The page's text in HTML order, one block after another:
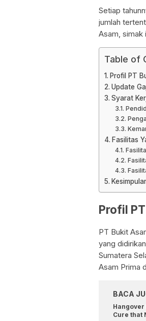
Setiap
jumlah
Asam, simak
Table of
Profil PT
Update
Syarat
Fasilitas
Profil
PT Bukit
yang
Sumatera
Asam Prima
BACA
Hangover
Cure that